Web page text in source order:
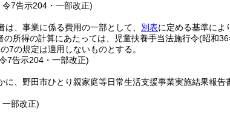
7告示204・一部改正)
、事業に係る費用の一部として、 別表に定める基準によ
所得の計算にあたっては、児童扶養手当法施行令(昭和
7の規定は適用しないものとする。
7告示204・一部改正)
に、野田市ひとり親家庭等日常生活支援事業実施結果報
部改正)